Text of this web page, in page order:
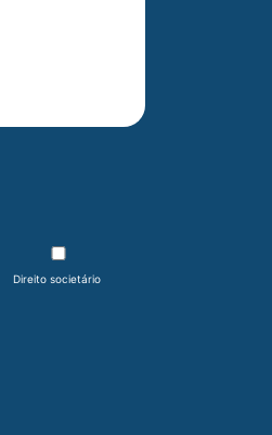
Direito societário